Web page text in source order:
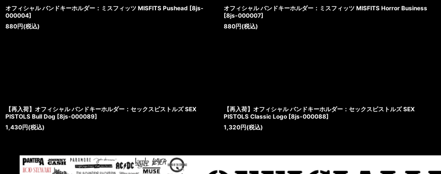
オフィシャル バンドキーホルダー：ミスフィッツ MISFITS Pushead [8js-
000004]
880円(税込)
オフィシャル バンドキーホルダー：ミスフィッツ MISFITS Horror Business
[8js-000007]
880円(税込)
【再入荷】オフィシャル バンドキーホルダー：セックスピストルズ SEX
PISTOLS Bull Dog [8js-000089]
1,430円(税込)
【再入荷】オフィシャル バンドキーホルダー：セックスピストルズ SEX
PISTOLS Classic Logo [8js-000088]
1,320円(税込)